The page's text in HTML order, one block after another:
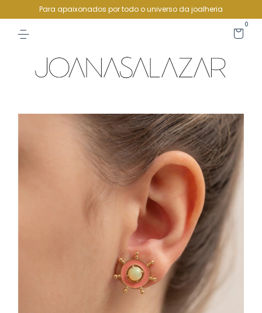
Para apaixonados por todo o universo da joalheria
0